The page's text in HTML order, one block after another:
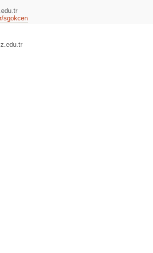
sgokcen